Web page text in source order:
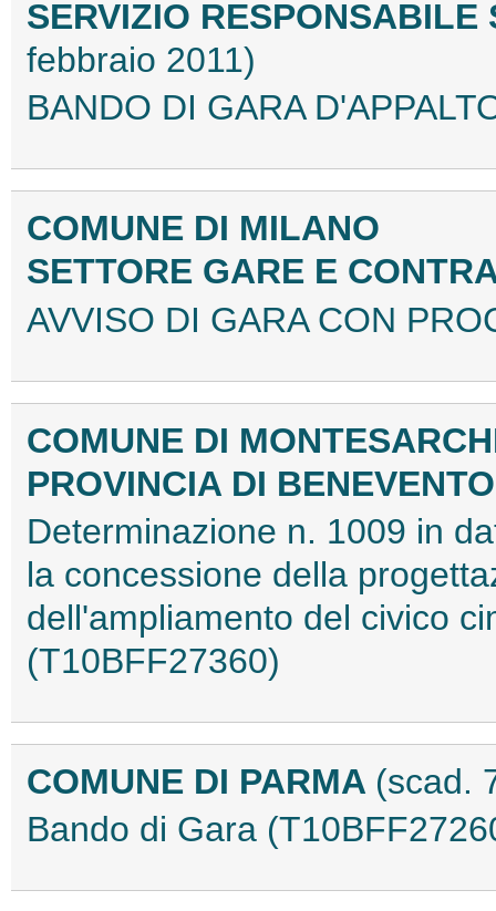
SERVIZIO
febbraio 2011)
BANDO DI GARA
COMUNE DI MILANO
SETTORE GARE E
AVVISO DI GARA CON
COMUNE DI
PROVINCIA DI
Determinazione n. 1009 in
la concessione della
dell'ampliamento del civico
(T10BFF27360)
COMUNE DI PARMA (scad.
Bando di Gara